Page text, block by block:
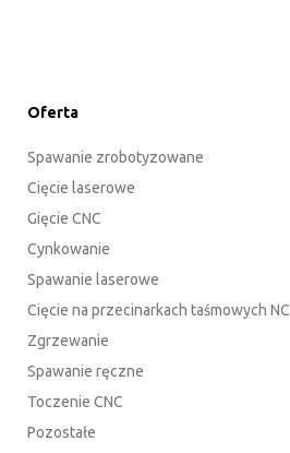
Oferta
Spawanie zrobotyzowane
Cięcie laserowe
Gięcie CNC
Cynkowanie
Spawanie laserowe
Cięcie na przecinarkach taśmowych NC
Zgrzewanie
Spawanie ręczne
Toczenie CNC
Pozostałe